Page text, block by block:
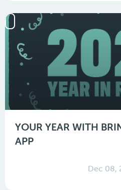
YOUR YEAR WITH
APP
Dec 08,